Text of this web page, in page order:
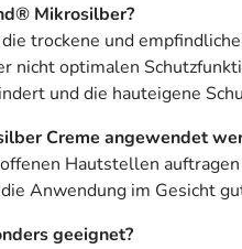
Mikrosilber?
trockene und
nicht optimalen
und die hauteigene
Creme angewendet
Hautstellen
Anwendung im Gesicht
geeignet?